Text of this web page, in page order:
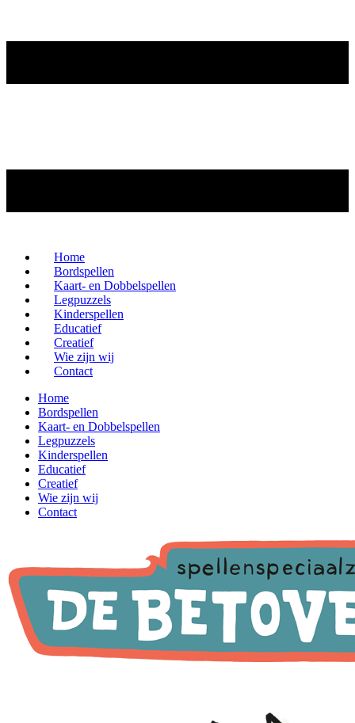
Home
Bordspellen
Kaart- en Dobbelspellen
Legpuzzels
Kinderspellen
Educatief
Creatief
Wie zijn wij
Contact
Home
Bordspellen
Kaart- en Dobbelspellen
Legpuzzels
Kinderspellen
Educatief
Creatief
Wie zijn wij
Contact